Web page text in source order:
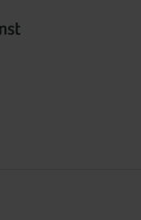
Logo